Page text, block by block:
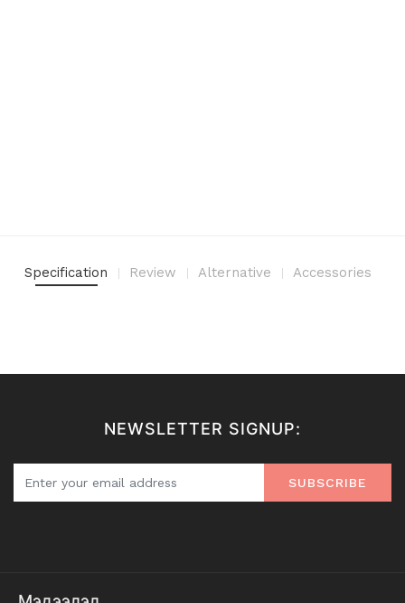
Specification Review Alternative Accessories
NEWSLETTER SIGNUP:
SUBSCRIBE